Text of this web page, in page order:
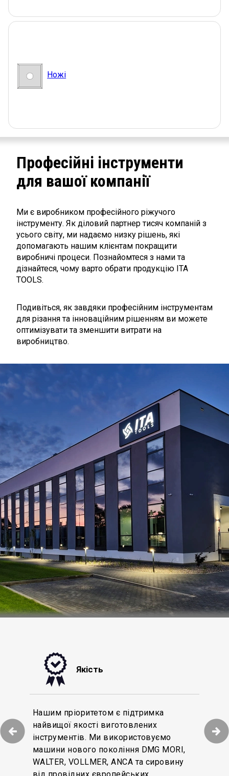
Ножі
Професійні інструменти
для вашої компанії
Ми є виробником професійного ріжучого
інструменту. Як діловий партнер тисяч компаній з
усього світу, ми надаємо низку рішень, які
допомагають нашим клієнтам покращити
виробничі процеси. Познайомтеся з нами та
дізнайтеся, чому варто обрати продукцію ITA
TOOLS.
Подивіться, як завдяки професійним інструментам
для різання та інноваційним рішенням ви можете
оптимізувати та зменшити витрати на
виробництво.
Якість
Нашим пріоритетом є підтримка
найвищої якості виготовлених
інструментів. Ми використовуємо
машини нового покоління DMG MORI,
WALTER, VOLLMER, ANCA та сировину
від провідних європейських
ми забезпечуємо
замовлень
в масових
склад із
Ми докладаємо максимум зусиль, щоб
обслуговування клієнтів в нашій
компанії залишалося на найвищому
рівні. Багатомовна команда служби
підтримки клієнтів надасть вам